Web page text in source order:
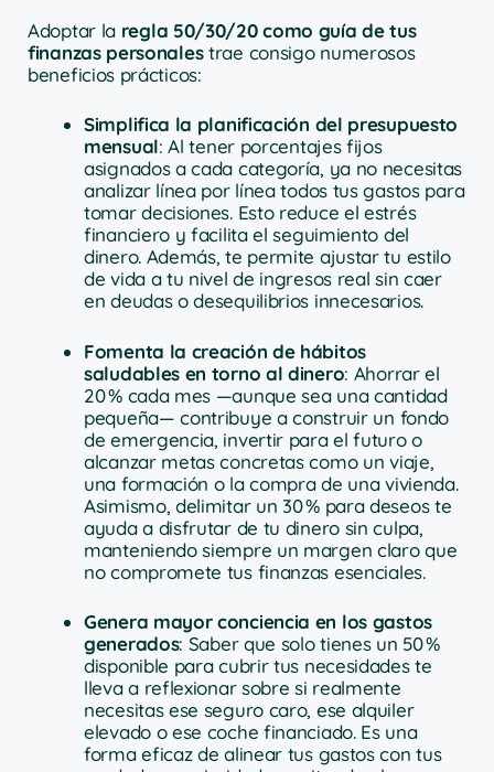
Adoptar la regla 50/30/20 como guía de tus
finanzas personalestrae consigo numerosos
beneficios prácticos:
Simplifica la planificación del presupuesto
mensual: Al tener porcentajes fijos
asignados a cada categoría, ya no necesitas
analizar línea por línea todos tus gastos para
tomar decisiones. Esto reduce el estrés
financiero y facilita el seguimiento del
dinero. Además, te permite ajustar tu estilo
de vida a tu nivel de ingresos real sin caer
en deudas o desequilibrios innecesarios.
Fomenta la creación de hábitos
saludables en torno al dinero: Ahorrar el
20 % cada mes —aunque sea una cantidad
pequeña— contribuye a construir un fondo
de emergencia, invertir para el futuro o
alcanzar metas concretas como un viaje,
una formación o la compra de una vivienda.
Asimismo, delimitar un 30 % para deseos te
ayuda a disfrutar de tu dinero sin culpa,
manteniendo siempre un margen claro que
no compromete tus finanzas esenciales.
Genera mayor conciencia en los gastos
generados: Saber que solo tienes un 50 %
disponible para cubrir tus necesidades te
lleva a reflexionar sobre si realmente
necesitas ese seguro caro, ese alquiler
elevado o ese coche financiado. Es una
forma eficaz de alinear tus gastos con tus